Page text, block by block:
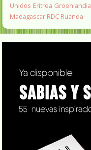
Unidos Eritrea Groenlandia
Madagascar RDC Ruanda